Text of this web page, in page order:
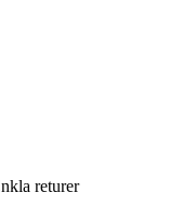
returer